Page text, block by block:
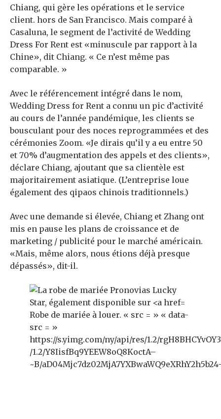
Chiang, qui gère les opérations et le service
client. hors de San Francisco. Mais comparé à
Casaluna, le segment de l’activité de Wedding
Dress For Rent est «minuscule par rapport à la
Chine», dit Chiang. « Ce n’est même pas
comparable. »
Avec le référencement intégré dans le nom,
Wedding Dress for Rent a connu un pic d’activité
au cours de l’année pandémique, les clients se
bousculant pour des noces reprogrammées et des
cérémonies Zoom. «Je dirais qu’il y a eu entre 50
et 70% d’augmentation des appels et des clients»,
déclare Chiang, ajoutant que sa clientèle est
majoritairement asiatique. (L’entreprise loue
également des qipaos chinois traditionnels.)
Avec une demande si élevée, Chiang et Zhang ont
mis en pause les plans de croissance et de
marketing / publicité pour le marché américain.
«Mais, même alors, nous étions déjà presque
dépassés», dit-il.
Robe de mariée à louer. « src = » « data-
src = »
https://s.yimg.com/ny/api/res/1.2/
/1.2/Y8IisfBq9YEEW8oQ8KoctA–
~B/